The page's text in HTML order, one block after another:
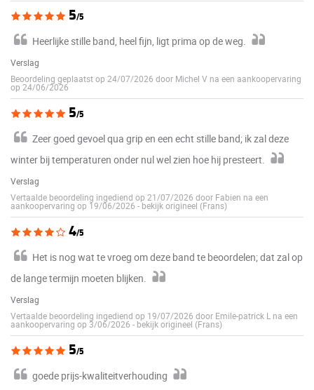
5/5
Heerlijke stille band, heel fijn, ligt prima op de weg.
Verslag
Beoordeling geplaatst op 24/07/2026 door Michel V na een aankoopervaring
op 24/06/2026
5/5
Zeer goed gevoel qua grip en een echt stille band; ik zal deze
winter bij temperaturen onder nul wel zien hoe hij presteert.
Verslag
Vertaalde beoordeling ingediend op 21/07/2026 door Fabien na een
aankoopervaring op 19/06/2026 -bekijk origineel (Frans)
4/5
Het is nog wat te vroeg om deze band te beoordelen; dat zal op
de lange termijn moeten blijken.
Verslag
Vertaalde beoordeling ingediend op 19/07/2026 door Emile-patrick L na een
aankoopervaring op 3/06/2026 - bekijk origineel (Frans)
5/5
goede prijs-kwaliteitverhouding